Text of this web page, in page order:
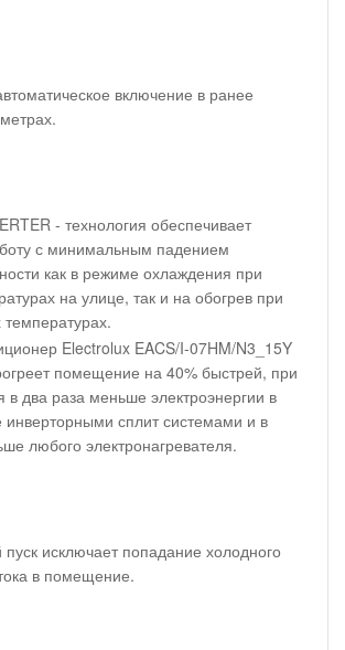
включение в ранее
- технология обеспечивает
с минимальным падением
как в режиме охлаждения при
на улице, так и на обогрев при
Electrolux EACS/I-07HM/N3_15Y
помещение на 40% быстрей, при
в два раза меньше электроэнергии в
инверторными сплит системами и в
любого электронагревателя.
исключает попадание холодного
в помещение.